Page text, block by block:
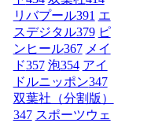
リバプール391 エ
スデジタル379 ピ
ンヒール367 メイ
ド357 泡354 アイ
ドルニッポン347
双葉社（分割版）
347 スポーツウェ